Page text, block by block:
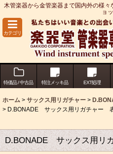
木管楽器から金管楽器まで国内外の様
ョ
カテゴリ
特価品 / 中古品 特注メッキ品 EXT処理
ホーム > サックス用リガチャー >
> D.BONADE サックス用リガチャー
D.BONADE サックス用リ